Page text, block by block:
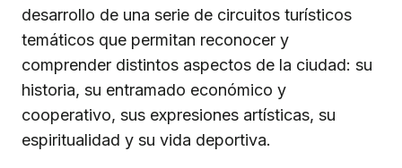
desarrollo de una serie de circuitos turísticos
temáticos que permitan reconocer y
comprender distintos aspectos de la ciudad: su
historia, su entramado económico y
cooperativo, sus expresiones artísticas, su
espiritualidad y su vida deportiva.